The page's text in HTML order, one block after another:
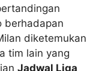
berhadapan
diketemukan
tim lain yang
Jadwal Liga